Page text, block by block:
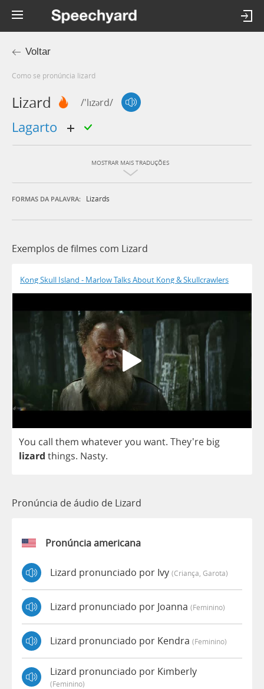
Voltar
Como se pronúncia lizard
Lizard /'lɪzərd/
lagarto
MOSTRAR MAIS TRADUÇÕES
FORMAS DA PALAVRA: Lizards
Exemplos de filmes com Lizard
Kong Skull Island - Marlow Talks About Kong & Skullcrawlers
You call them whateveryou want. They're big
lizard things. Nasty.
Pronúncia de áudio de Lizard
Pronúncia americana
Lizard pronunciado por Ivy (criança, Garota)
Lizard pronunciado por Joanna (feminino)
Lizard pronunciado por Kendra (feminino)
Lizard pronunciado por Kimberly
(feminino)